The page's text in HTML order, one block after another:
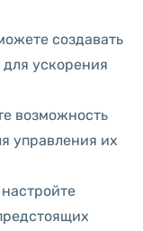
создавать
ускорения
возможность
управления их
настройте